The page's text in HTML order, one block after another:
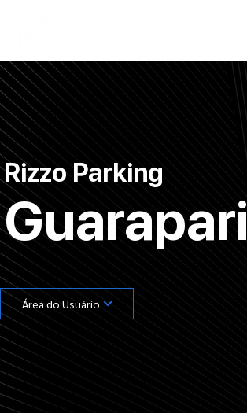
Rizzo Parking
Guarapari
Área do Usuário